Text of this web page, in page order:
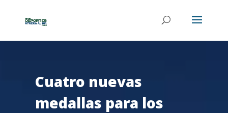
Cuatro nuevas
medallas para los